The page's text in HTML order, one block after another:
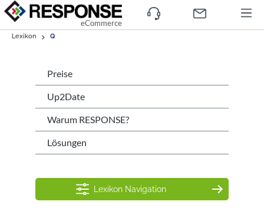
eCommerce
Lexikon Q
Preise
Up2Date
Warum RESPONSE?
Lösungen
Lexikon Navigation